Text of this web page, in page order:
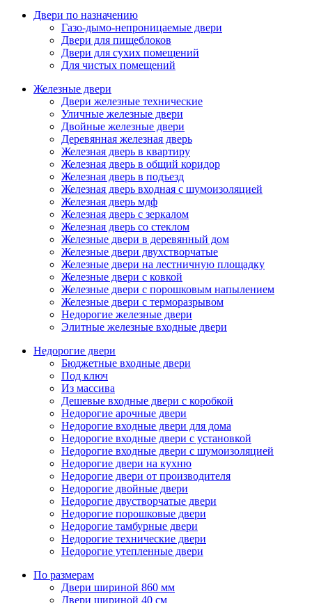
Двери по назначению
Газо-дымо-непроницаемые двери
Двери для пищеблоков
Двери для сухих помещений
Для чистых помещений
Железные двери
Двери железные технические
Уличные железные двери
Двойные железные двери
Деревянная железная дверь
Железная дверь в квартиру
Железная дверь в общий коридор
Железная дверь в подъезд
Железная дверь входная с шумоизоляцией
Железная дверь мдф
Железная дверь с зеркалом
Железная дверь со стеклом
Железные двери в деревянный дом
Железные двери двухстворчатые
Железные двери на лестничную площадку
Железные двери с ковкой
Железные двери с порошковым напылением
Железные двери с терморазрывом
Недорогие железные двери
Элитные железные входные двери
Недорогие двери
Бюджетные входные двери
Под ключ
Из массива
Дешевые входные двери с коробкой
Недорогие арочные двери
Недорогие входные двери для дома
Недорогие входные двери с установкой
Недорогие входные двери с шумоизоляцией
Недорогие двери на кухню
Недорогие двери от производителя
Недорогие двойные двери
Недорогие двустворчатые двери
Недорогие порошковые двери
Недорогие тамбурные двери
Недорогие технические двери
Недорогие утепленные двери
По размерам
Двери шириной 860 мм
Двери шириной 40 см